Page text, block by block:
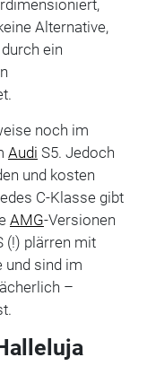
Alternative,
ein
noch im
Audi S5. Jedoch
und kosten
C-Klasse gibt
AMG-Versionen
(!) plärren mit
und sind im
–